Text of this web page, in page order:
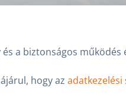
a biztonságos működés
hogy az adatkezelési
környéken, ideális 6 fő +
közel